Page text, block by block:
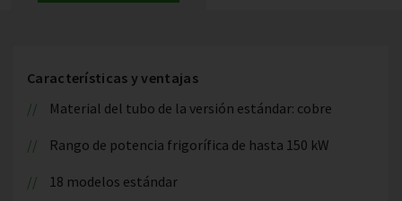
Características y ventajas
Material del tubo de la versión estándar: cobre
Rango de potencia frigorífica de hasta 150 kW
18 modelos estándar